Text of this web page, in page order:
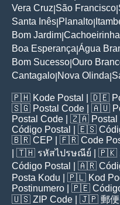
Vera Cruz São Francisco
Santa Inês Planalto
Bom Jardim Cachoeirinha
Boa Esperança Água
Bom Sucesso Ouro
Cantagalo Nova Olinda
🇵🇭 Kode Postal | 🇩🇪
🇸🇬 Postal Code | 🇦🇺
Postal Code | 🇿🇦
Código Postal
| 🇪🇸
🇧🇷 CEP | 🇫🇷 Code
| 🇹🇭 รหัสไปรษณีย์ | 🇵🇰
Código Postal
| 🇦🇷
Posta Kodu | 🇵🇱 Kod
Postinumero | 🇵🇪
🇺🇸 ZIP Code | 🇯🇵 郵